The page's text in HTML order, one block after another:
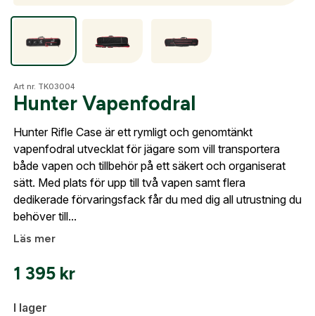
Optik
Mer
Mitt konto
Kontakta oss
Art nr. TK03004
Hunter Vapenfodral
Hunter Rifle Case är ett rymligt och genomtänkt
vapenfodral utvecklat för jägare som vill transportera
både vapen och tillbehör på ett säkert och organiserat
sätt. Med plats för upp till två vapen samt flera
dedikerade förvaringsfack får du med dig all utrustning du
behöver till...
Läs mer
1 395 kr
I lager
Skapa konto
Fyll i dina företags- eller föreningsuppgifter i
formuläret så återkommer vi till dig när kontot är